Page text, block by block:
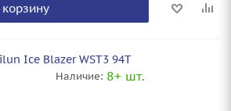
Ice Blazer WST3 94T
Наличие: 8+ шт.